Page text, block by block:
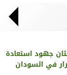
جهود استعادة
في السودان